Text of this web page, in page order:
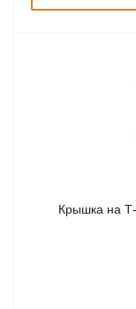
Крышка на